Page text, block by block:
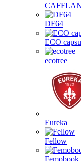
DF64
ECO
ecotree
Eureka
Fellow
Femobook